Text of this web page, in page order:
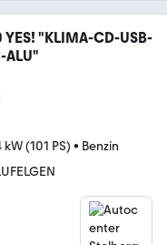
"KLIMA-CD-USB-
ALU"
kW (101 PS) • Benzin